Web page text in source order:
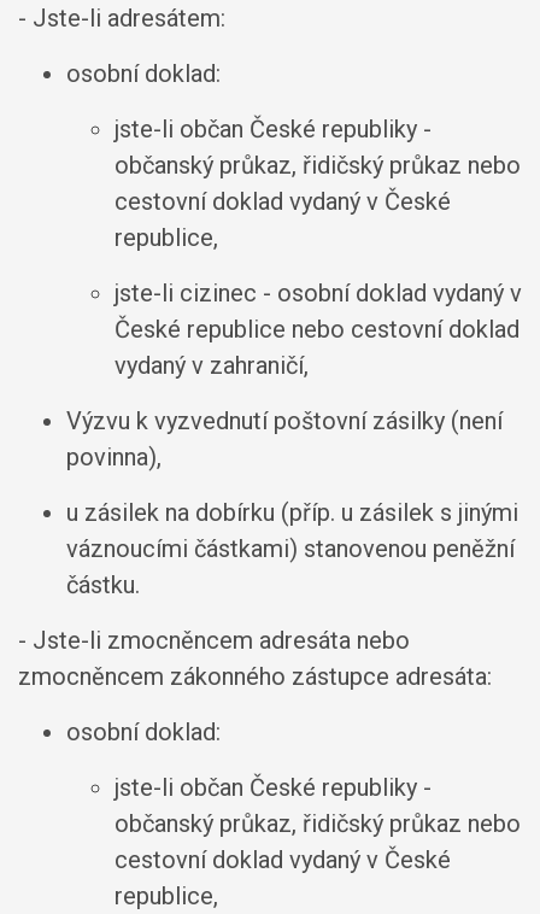
- Jste-li adresátem:
osobní doklad:
jste-li občan České republiky -
občanský průkaz, řidičský průkaz nebo
cestovní doklad vydaný v České
republice,
jste-li cizinec - osobní doklad vydaný v
České republice nebo cestovní doklad
vydaný v zahraničí,
Výzvu k vyzvednutí poštovní zásilky (není
povinna),
u zásilek na dobírku (příp. u zásilek s jinými
váznoucími částkami) stanovenou peněžní
částku.
- Jste-li zmocněncem adresáta nebo
zmocněncem zákonného zástupce adresáta:
osobní doklad:
jste-li občan České republiky -
občanský průkaz, řidičský průkaz nebo
cestovní doklad vydaný v České
republice,